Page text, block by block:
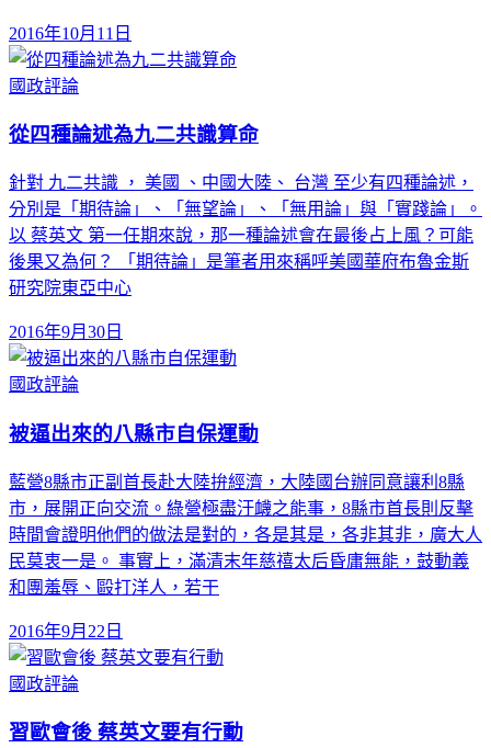
2016年10月11日
國政評論
從四種論述為九二共識算命
針對 九二共識 ， 美國 、中國大陸、 台灣 至少有四種論述，
分別是「期待論」、「無望論」、「無用論」與「實踐論」。
以 蔡英文 第一任期來說，那一種論述會在最後占上風？可能
後果又為何？ 「期待論」是筆者用來稱呼美國華府布魯金斯
研究院東亞中心
2016年9月30日
國政評論
被逼出來的八縣市自保運動
藍營8縣市正副首長赴大陸拚經濟，大陸國台辦同意讓利8縣
市，展開正向交流。綠營極盡汙衊之能事，8縣市首長則反擊
時間會證明他們的做法是對的，各是其是，各非其非，廣大人
民莫衷一是。 事實上，滿清末年慈禧太后昏庸無能，鼓動義
和團羞辱、毆打洋人，若干
2016年9月22日
國政評論
習歐會後 蔡英文要有行動